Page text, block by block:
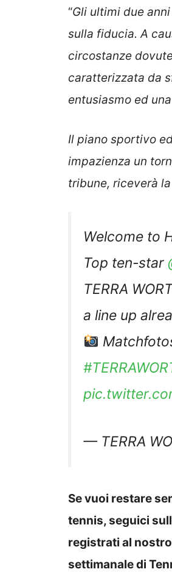
“Gli ultimi due
sulla fiducia. A
circostanze
caratterizzata da
entusiasmo ed
Il piano sportivo
impazienza un
tribune, riceverà
Welcome to
Top ten-star
TERRA
a line up
— TERRA
Se vuoi restare
tennis, seguici
registrati al nostro
settimanale di